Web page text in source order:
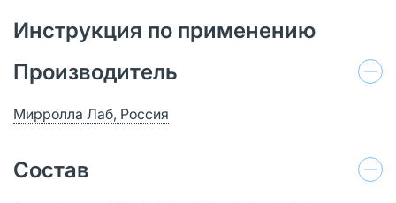
Инструкция по применению
Производитель
Мирролла Лаб, Россия
Состав